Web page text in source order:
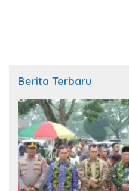
Berita Terbaru